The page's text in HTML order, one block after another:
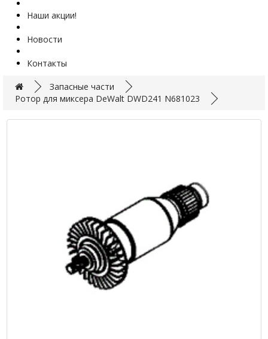
Наши акции!
Новости
Контакты
Запасные части
Ротор для миксера DeWalt DWD241 N681023